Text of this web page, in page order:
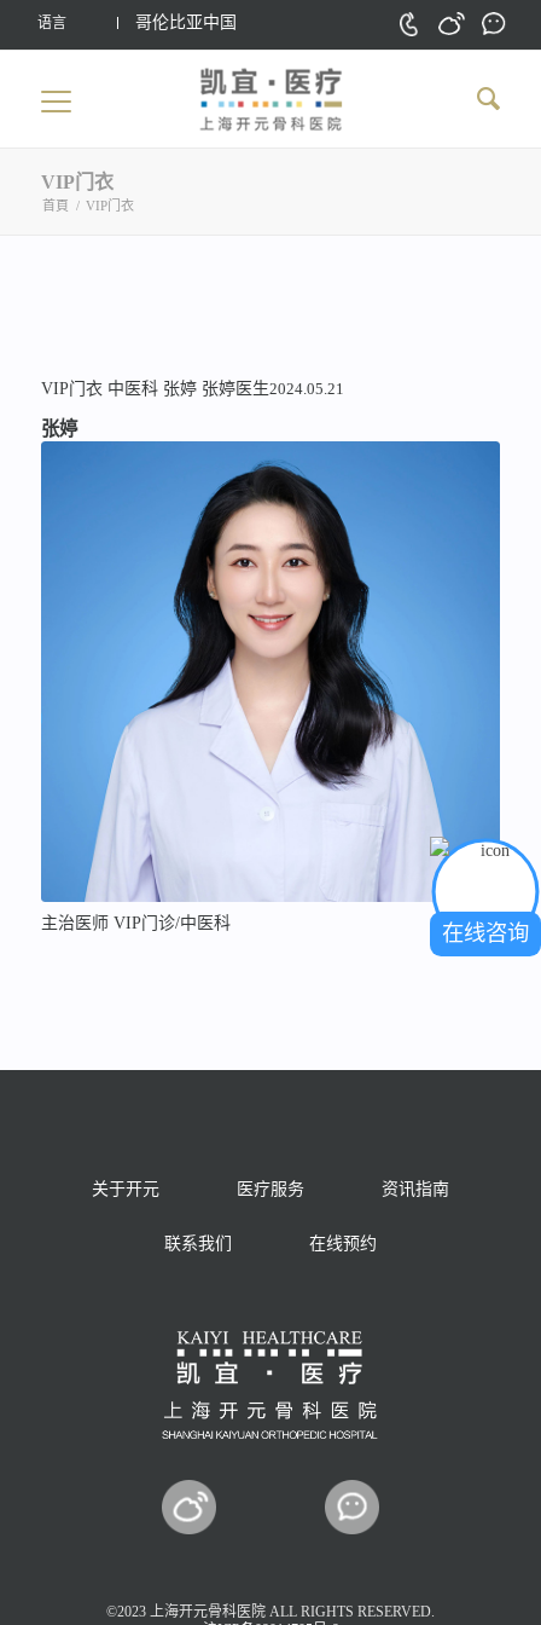
语言 哥伦比亚中国
VIP门衣
首頁 / VIP门衣
VIP门衣 中医科 张婷 张婷医生2024.05.21
张婷
主治医师 VIP门诊/中医科
关于开元 医疗服务 资讯指南
联系我们 在线预约
©2023 上海开元骨科医院 ALL RIGHTS RESERVED.
在线咨询